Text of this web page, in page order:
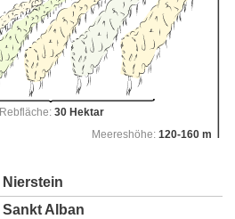
Rebfläche:30 Hektar
Meereshöhe: 120-160 m
Nierstein
Sankt Alban